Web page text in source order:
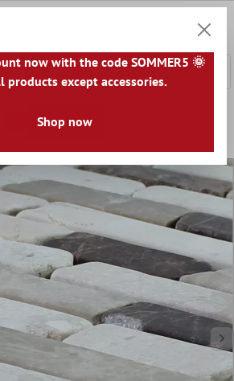
Mozaïektegel
now with the code SOMMER5 🌞
products except accessories.
Shop now